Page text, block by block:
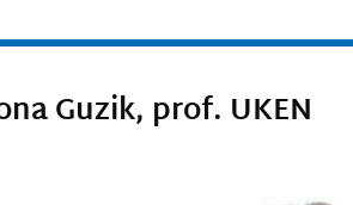
Guzik, prof. UKEN